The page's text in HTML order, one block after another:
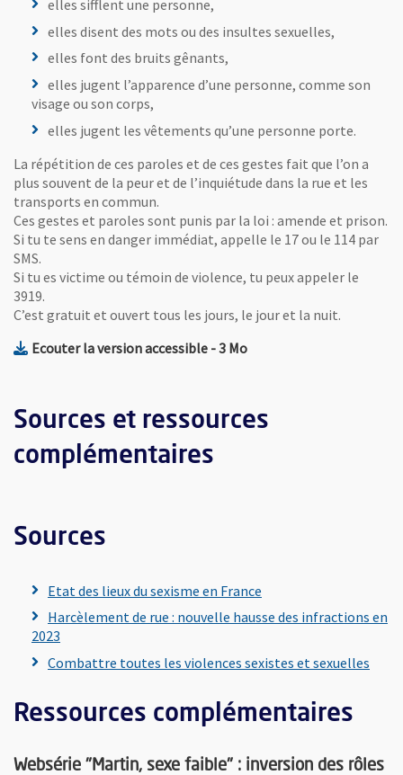
elles sifflent une personne,
elles disent des mots ou des insultes sexuelles,
elles font des bruits gênants,
elles jugent l’apparence d’une personne, comme son
visage ou son corps,
elles jugent les vêtements qu’une personne porte.
La répétition de ces paroles et de ces gestes fait que l’on a
plus souvent de la peur et de l’inquiétude dans la rue et les
transports en commun.
Ces gestes et paroles sont punis par la loi : amende et prison.
Si tu te sens en danger immédiat, appelle le 17 ou le 114 par
SMS.
Si tu es victime ou témoin de violence, tu peux appeler le
3919.
C’est gratuit et ouvert tous les jours, le jour et la nuit.
Ecouter la version accessible, Fichier au format Mp3
- 3 Mo, Ouvre une nouvelle
Sources et ressources
complémentaires
Sources
Etat des lieux du sexisme en France
Harcèlement de rue : nouvelle hausse des infractions en
2023
Combattre toutes les violences sexistes et sexuelles
Ressources complémentaires
Websérie "Martin, sexe faible" : inversion des rôles